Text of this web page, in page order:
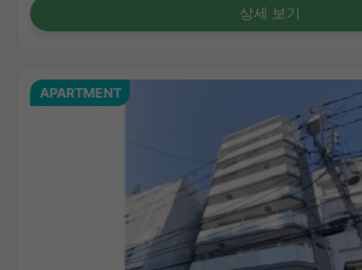
상세 보기
APARTMENT